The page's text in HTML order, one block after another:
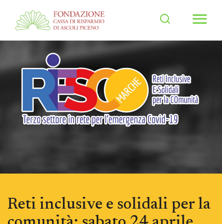
Reti inclusive e solidali per la